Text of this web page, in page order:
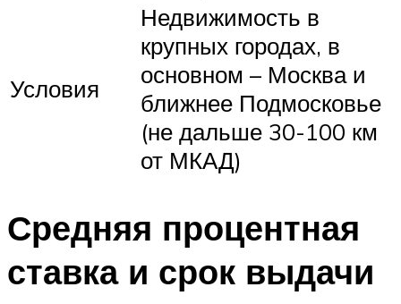
Условия
Недвижимость в
крупных городах, в
основном – Москва и
ближнее Подмосковье
(не дальше 30-100 км
от МКАД)
Средняя процентная
ставка и срок выдачи